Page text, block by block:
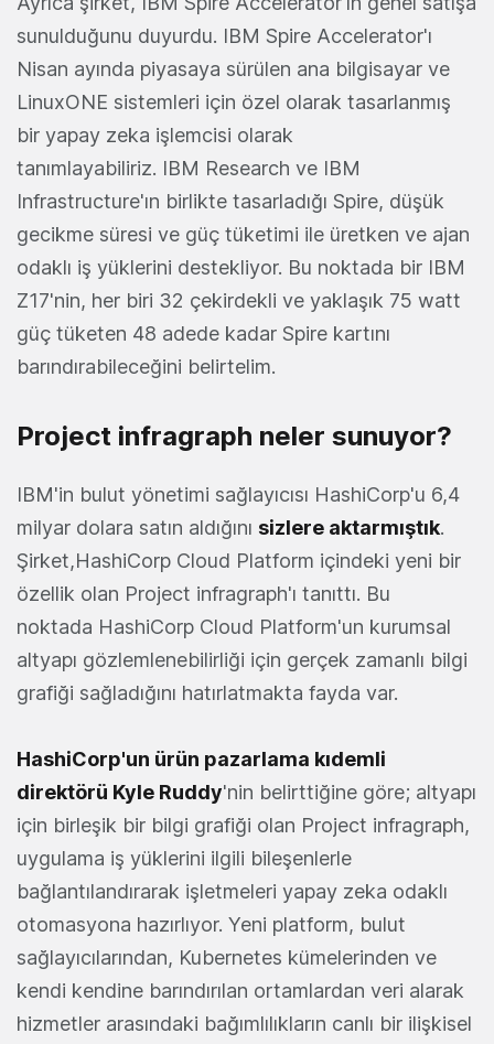
sunulduğunu duyurdu. IBM Spire Accelerator'ı
Nisan ayında piyasaya sürülen ana bilgisayar ve
LinuxONE sistemleri için özel olarak tasarlanmış
bir yapay zeka işlemcisi olarak
tanımlayabiliriz. IBM Research ve IBM
Infrastructure'ın birlikte tasarladığı Spire, düşük
gecikme süresi ve güç tüketimi ile üretken ve ajan
odaklı iş yüklerini destekliyor. Bu noktada bir IBM
Z17'nin, her biri 32 çekirdekli ve yaklaşık 75 watt
güç tüketen 48 adede kadar Spire kartını
barındırabileceğini belirtelim.
Project infragraph neler sunuyor?
IBM'in bulut yönetimi sağlayıcısı HashiCorp'u 6,4
milyar dolara satın aldığını sizlere aktarmıştık.
Şirket,HashiCorp Cloud Platform içindeki yeni bir
özellik olan Project infragraph'ı tanıttı. Bu
noktada HashiCorp Cloud Platform'un kurumsal
altyapı gözlemlenebilirliği için gerçek zamanlı bilgi
grafiği sağladığını hatırlatmakta fayda var.
HashiCorp'un ürün pazarlama kıdemli
direktörü Kyle Ruddy'nin belirttiğine göre; altyapı
için birleşik bir bilgi grafiği olan Project infragraph,
uygulama iş yüklerini ilgili bileşenlerle
bağlantılandırarak işletmeleri yapay zeka odaklı
otomasyona hazırlıyor. Yeni platform, bulut
sağlayıcılarından, Kubernetes kümelerinden ve
kendi kendine barındırılan ortamlardan veri alarak
hizmetler arasındaki bağımlılıkların canlı bir ilişkisel